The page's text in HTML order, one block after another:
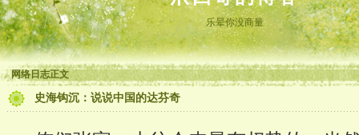
乐晕你没商量
网络日志正文
史海钩沉：说说中国的达芬奇